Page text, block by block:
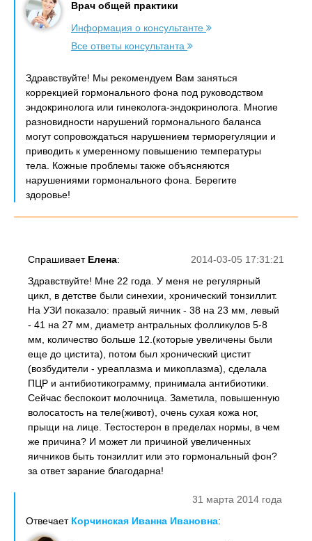
Врач общей практики
Информация о консультанте
Все ответы консультанта
Здравствуйте! Мы рекомендуем Вам заняться
коррекцией гормонального фона под руководством
эндокринолога или гинеколога-эндокринолога. Многие
разновидности нарушений гормонального баланса
могут сопровождаться нарушением терморегуляции и
приводить к умеренному повышению температуры
тела. Кожные проблемы также объясняются
нарушениями гормонального фона. Берегите
здоровье!
2014-03-05 17:31:21
Спрашивает Елена:
Здравствуйте! Мне 22 года. У меня не регулярный
цикл, в детстве были синехии, хронический тонзиллит.
На УЗИ показало: правый яичник - 38 на 23 мм, левый
- 41 на 27 мм, диаметр антральных фолликулов 5-8
мм, количество больше 12.(которые увеличены были
еще до цистита), потом был хронический цистит
(возбудители - уреаплазма и микоплазма), сделала
ПЦР и антибиотикограмму, принимала антибиотики.
Сейчас беспокоит молочница. Заметила, повышенную
волосатость на теле(живот), очень сухая кожа ног,
прыщи на лице. Тестостерон в пределах нормы, в чем
же причина? И может ли причиной увеличенных
яичников быть тонзиллит или это гормональный фон?
за ответ зарание благодарна!
31 марта 2014 года
Отвечает Корчинская Иванна Ивановна: